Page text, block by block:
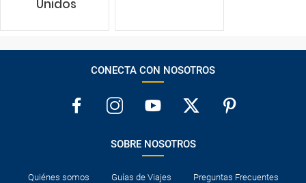
Unidos
CONECTA CON NOSOTROS
SOBRE NOSOTROS
Quiénes somos Guías de Viajes Preguntas Frecuentes